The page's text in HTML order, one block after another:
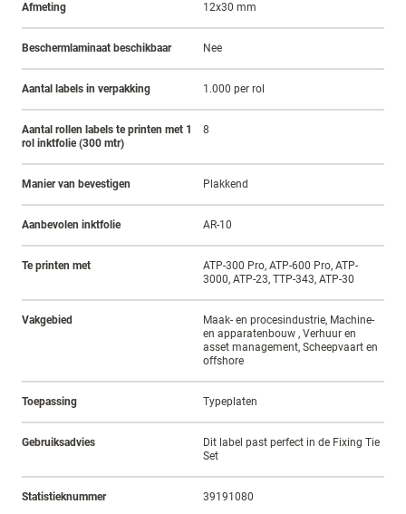
Afmeting 12x30 mm
Beschermlaminaat beschikbaar Nee
Aantal labels in verpakking 1.000 per rol
Aantal rollen labels te printen met 1
rol inktfolie (300 mtr)
8
Manier van bevestigen Plakkend
Aanbevolen inktfolie AR-10
Te printen met
ATP-300 Pro, ATP-600 Pro, ATP-
3000, ATP-23, TTP-343, ATP-30
Vakgebied
Maak- en procesindustrie, Machine-
en apparatenbouw , Verhuur en
asset management, Scheepvaart en
offshore
Toepassing Typeplaten
Gebruiksadvies
Dit label past perfect in de Fixing Tie
Set
Statistieknummer 39191080